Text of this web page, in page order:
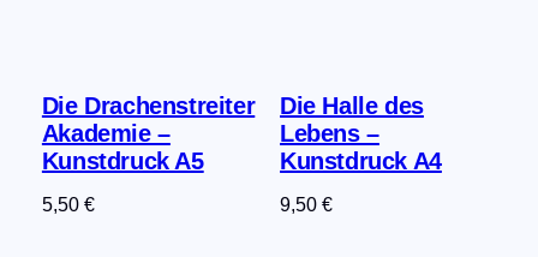
Die Drachenstreiter
Akademie –
Kunstdruck A5
5,50 €
Die Halle des
Lebens –
Kunstdruck A4
9,50€